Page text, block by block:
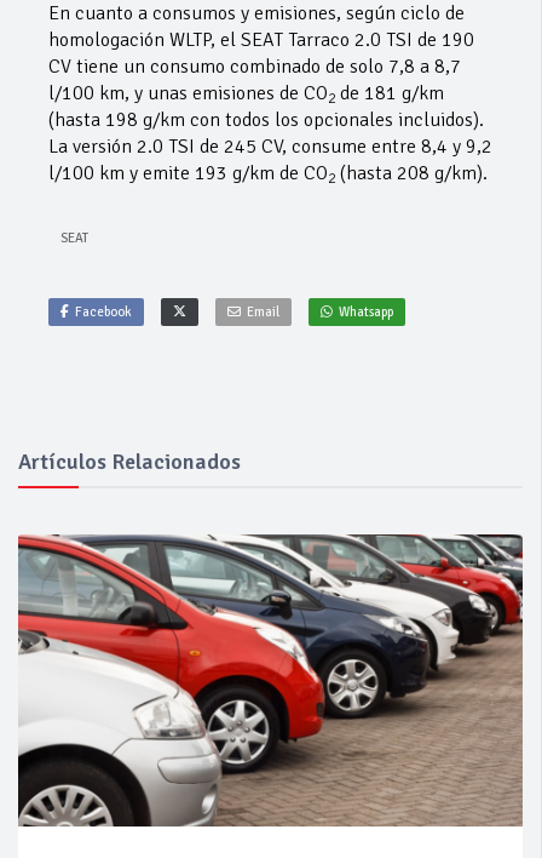
En cuanto a consumos y emisiones, según ciclo de
homologación WLTP, el SEAT Tarraco 2.0 TSI de 190
CV tiene un consumo combinado de solo 7,8 a 8,7
l/100 km, y unas emisiones de CO2 de 181 g/km
(hasta 198 g/km con todos los opcionales incluidos).
La versión 2.0 TSI de 245 CV, consume entre 8,4 y 9,2
l/100 km y emite 193 g/km de CO2 (hasta 208 g/km).
SEAT
Facebook Email Whatsapp
Artículos Relacionados